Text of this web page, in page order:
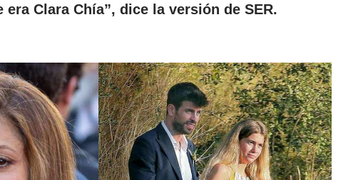
era Clara Chía”, dice la versión de SER.